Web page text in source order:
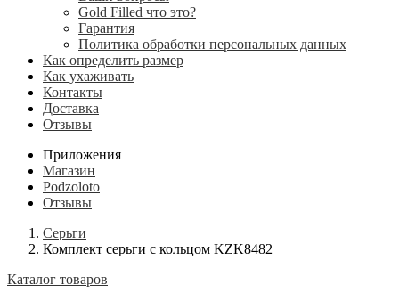
Gold Filled что это?
Гарантия
Политика обработки персональных данных
Как определить размер
Как ухаживать
Контакты
Доставка
Отзывы
Приложения
Магазин
Podzoloto
Отзывы
Серьги
Комплект серьги с кольцом KZK8482
Каталог товаров